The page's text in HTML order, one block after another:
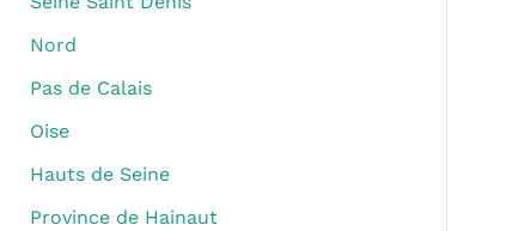
Nord
Pas de Calais
Oise
Hauts de Seine
Province de Hainaut